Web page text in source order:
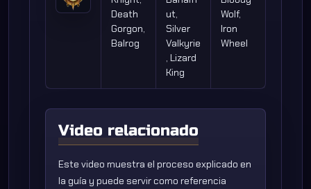
Death
Gorgon,
Balrog
ut,
Silver
Valkyrie
, Lizard
King
Wolf,
Iron
Wheel
Video relacionado
Este video muestra el proceso explicado en
la guía y puede servir como referencia